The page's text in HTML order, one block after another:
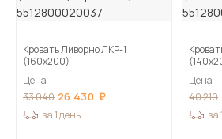
Кровать Ливорно ЛКР-1
(160х200)
Цена
33 040 26 430
за 1 день
Цена
40 210
за